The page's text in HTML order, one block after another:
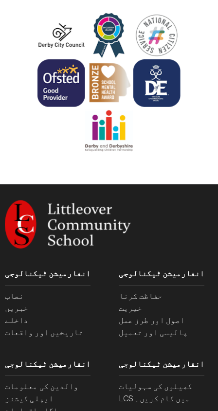
انفارمیشن ٹیکنالوجی
نصاب
خبریں
داخلے
تاریخیں اور واقعات
انفارمیشن ٹیکنالوجی
حفاظت کرنا
خیریت
اصول اور طرز عمل
پالیسی اور تعمیل
انفارمیشن ٹیکنالوجی
والدین کی معلومات
ایپلی کیشنز
انفارمیشن ٹیکنالوجی
کھیلوں کی سہولیات
LCS میں کام کریں۔